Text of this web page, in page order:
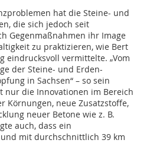
hat die Steine- und
die sich jedoch seit
Gegenmaßnahmen ihr Image
zu praktizieren, wie Bert
eindrucksvoll vermittelte. „Vom
der Steine- und Erden-
in Sachsen“ – so sein
nur die Innovationen im Bereich
Körnungen, neue Zusatzstoffe,
neuer Betone wie z. B.
auch, dass ein
mit durchschnittlich 39 km